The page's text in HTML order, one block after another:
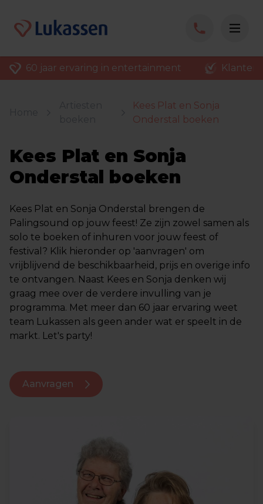
60 jaar ervaring in entertainment
Kees Plat en Sonja
Onderstal boeken
Kees Plat en Sonja
Onderstal boeken
Kees Plat en Sonja Onderstal brengen de
Palingsound op jouw feest! Ze zijn zowel samen als
solo te boeken of inhuren voor jouw feest of
festival? Klik hieronder op 'aanvragen' om
vrijblijvend de beschikbaarheid, prijs en overige info
te ontvangen. Naast Kees en Sonja denken wij
graag mee over de verdere invulling van je
programma. Met meer dan 60 jaar ervaring weet
team Lukassen als geen ander wat er speelt in de
markt. Let's party!
Aanvragen